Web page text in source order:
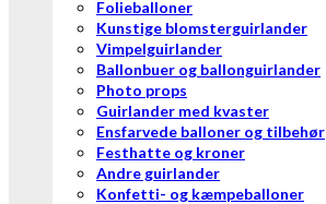
Folieballoner
Kunstige blomsterguirlander
Vimpelguirlander
Ballonbuer og ballonguirlander
Photo props
Guirlander med kvaster
Ensfarvede balloner og tilbehør
Festhatte og kroner
Andre guirlander
Konfetti- og kæmpeballoner